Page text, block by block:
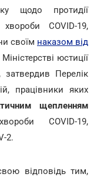
щодо протидії
COVID-19,
своїм наказом від
юстиції
Перелік
працівники яких
щепленням
COVID-19,
2.
відповідь тим,